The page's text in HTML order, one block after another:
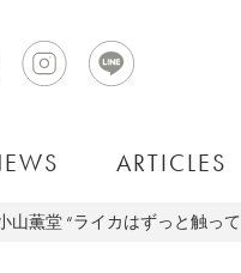
ARTICLES
山薫堂 “ライカはずっと触っ